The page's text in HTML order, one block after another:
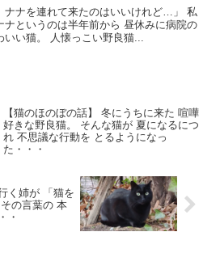
ナナを連れて来たのはいいけれど…」 私
ナというのは半年前から 昼休みに病院の
い猫。 人懐っこい野良猫...
【猫のほのぼの話】 冬にうちに来た 喧嘩
好きな野良猫。 そんな猫が 夏になるにつ
れ 不思議な行動を とるようになっ
た・・・
く姉が 「猫を
の言葉の 本
・